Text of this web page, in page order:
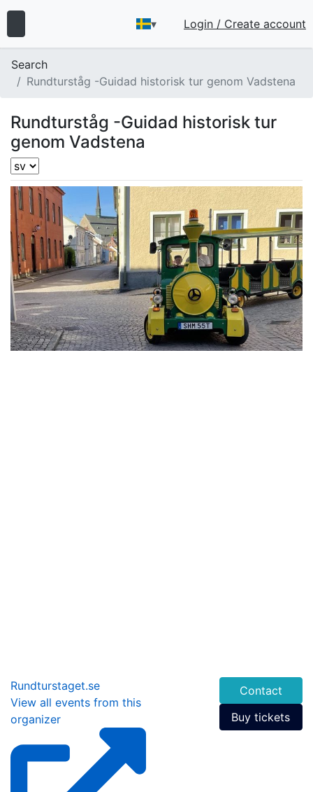
▾ Login / Create account
Search
Rundturståg -Guidad historisk tur genom Vadstena
Rundturståg -Guidad historisk tur
genom Vadstena
Rundturstaget.se
View all events from this
organizer
Contact
Buy tickets